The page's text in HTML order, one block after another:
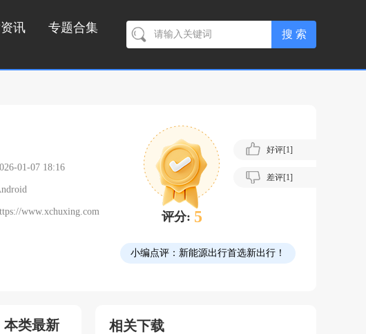
讯 专题合集
01-07 18:16
www.xchuxing.com 评分: 5
好评[1]
差评[1]
小编点评： 新能源出行首选新出行！
本类最新 相关下载